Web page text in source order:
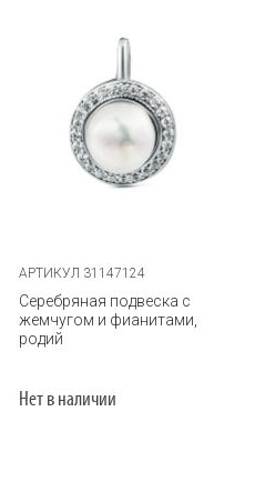
АРТИКУЛ 31147124
Серебряная подвеска с
жемчугом и фианитами,
родий
Нет в наличии